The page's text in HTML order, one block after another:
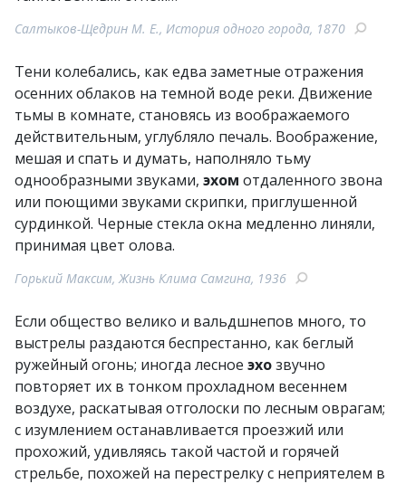
Салтыков-Щедрин М. Е., История одного города, 1870
Тени колебались, как едва заметные отражения
осенних облаков на темной воде реки. Движение
тьмы в комнате, становясь из воображаемого
действительным, углубляло печаль. Воображение,
мешая и спать и думать, наполняло тьму
однообразными звуками, эхом отдаленного звона
или поющими звуками скрипки, приглушенной
сурдинкой. Черные стекла окна медленно линяли,
принимая цвет олова.
Горький Максим, Жизнь Клима Самгина, 1936
Если общество велико и вальдшнепов много, то
выстрелы раздаются беспрестанно, как беглый
ружейный огонь; иногда лесное эхозвучно
повторяет их в тонком прохладном весеннем
воздухе, раскатывая отголоски по лесным оврагам;
с изумлением останавливается проезжий или
прохожий, удивляясь такой частой и горячей
стрельбе, похожей на перестрелку с неприятелем в